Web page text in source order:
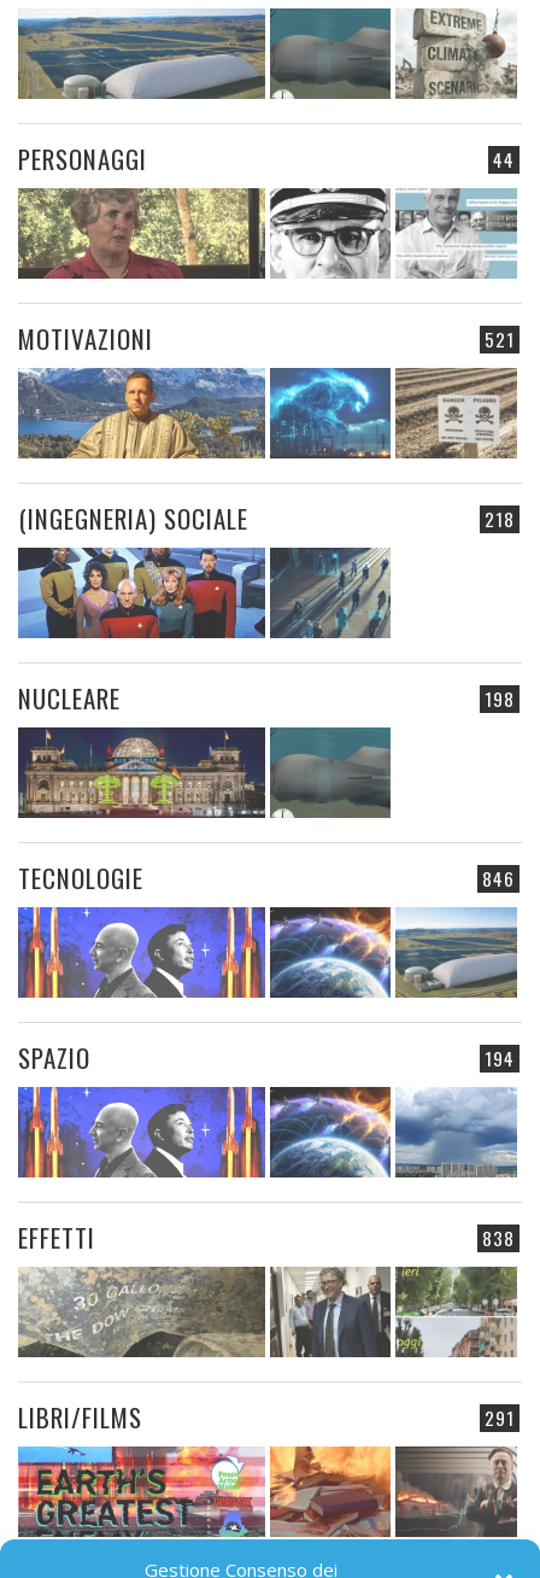
Gestione Consenso dei
44
PERSONAGGI
521
MOTIVAZIONI
218
(INGEGNERIA) SOCIALE
198
NUCLEARE
846
TECNOLOGIE
194
SPAZIO
838
EFFETTI
291
LIBRI/FILMS